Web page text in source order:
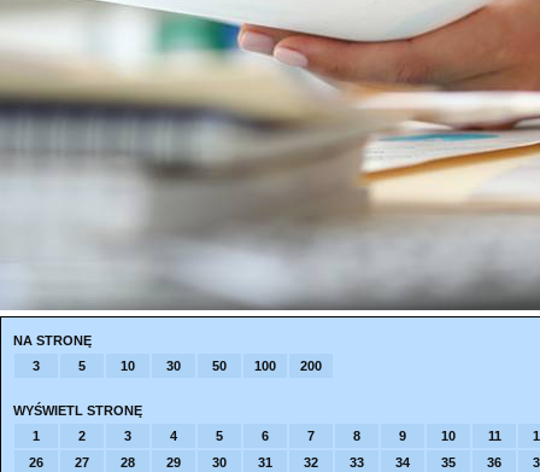
NA STRONĘ
3
5 10 30 50 100 200
WYŚWIETL STRONĘ
1
2 3 4 5 6 7 8 9 10 11
26
27 28 29 30 31 32 33 34 35 36